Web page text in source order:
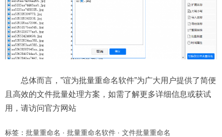
总体而言，”谊为批量重命名软件”为广大用户提供了简便
且高效的文件批量处理方案，如需了解更多详细信息或获试
用，请访问官方网站
标签： 批量重命名 · 批量重命名软件 · 文件批量重命名